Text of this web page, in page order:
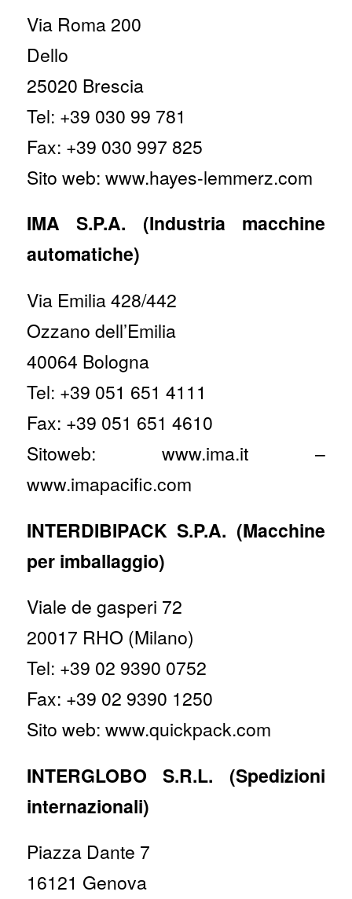
Via Roma 200
Dello
25020 Brescia
Tel: +39 030 99 781
Fax: +39 030 997 825
Sito web: www.hayes-lemmerz.com
IMA S.P.A. (Industria macchine
automatiche)
Via Emilia 428/442
Ozzano dell’Emilia
40064 Bologna
Tel: +39 051 651 4111
Fax: +39 051 651 4610
Sitoweb: www.ima.it –
www.imapacific.com
INTERDIBIPACK S.P.A. (Macchine
per imballaggio)
Viale de gasperi 72
20017 RHO (Milano)
Tel: +39 02 9390 0752
Fax: +39 02 9390 1250
Sito web: www.quickpack.com
INTERGLOBO S.R.L. (Spedizioni
internazionali)
Piazza Dante 7
16121 Genova